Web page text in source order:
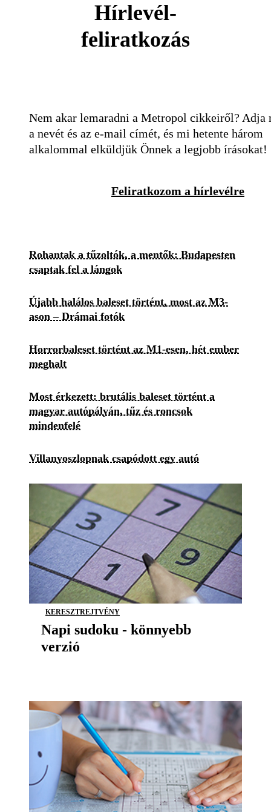
Hírlevél-
feliratkozás
Nem akar lemaradni a Metropol cikkeiről? Adja
a nevét és az e-mail címét, és mi hetente három
alkalommal elküldjük Önnek a legjobb írásokat!
Feliratkozom a hírlevélre
Rohantak a tűzoltók, a mentők: Budapesten
csaptak fel a lángok
Újabb halálos baleset történt, most az M3-
ason – Drámai fotók
Horrorbaleset történt az M1-esen, hét ember
meghalt
Most érkezett: brutális baleset történt a
magyar autópályán, tűz és roncsok
mindenfelé
Villanyoszlopnak csapódott egy autó
KERESZTREJTVÉNY
Napi sudoku - könnyebb
verzió